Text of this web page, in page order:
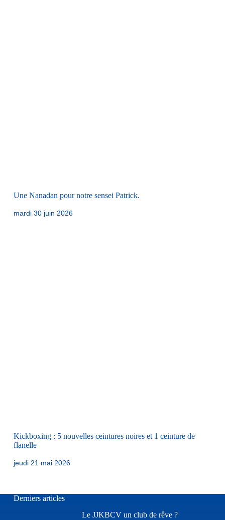
Une Nanadan pour notre sensei Patrick.
mardi 30 juin 2026
Kickboxing : 5 nouvelles ceintures noires et 1 ceinture de
flanelle
jeudi 21 mai 2026
Derniers articles
Le JJKBCV un club de rêve ?